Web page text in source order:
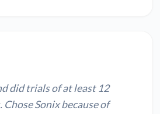
did trials of at least 12
Sonix because of